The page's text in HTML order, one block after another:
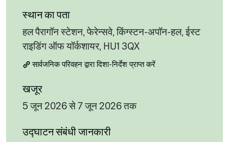
स्थान का पता
हल पैरागॉन स्टेशन, फेरेन्सवे, किंग्स्टन-अपॉन-हल, ईस्ट
राइडिंग ऑफ यॉर्कशायर, HU1 3QX
सार्वजनिक परिवहन द्वारा दिशा-निर्देश प्राप्त करें
खजूर
5 जून 2026 से 7 जून 2026 तक
उद्घाटन संबंधी जानकारी